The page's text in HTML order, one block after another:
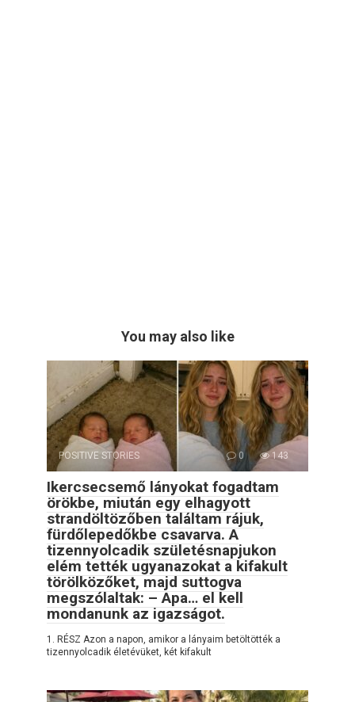
You may also like
POSITIVE STORIES 0 143
Ikercsecsemő lányokat fogadtam
örökbe, miután egy elhagyott
strandöltözőben találtam rájuk,
fürdőlepedőkbe csavarva. A
tizennyolcadik születésnapjukon
elém tették ugyanazokat a kifakult
törölközőket, majd suttogva
megszólaltak: – Apa… el kell
mondanunk az igazságot.
1. RÉSZ Azon a napon, amikor a lányaim betöltötték a
tizennyolcadik életévüket, két kifakult